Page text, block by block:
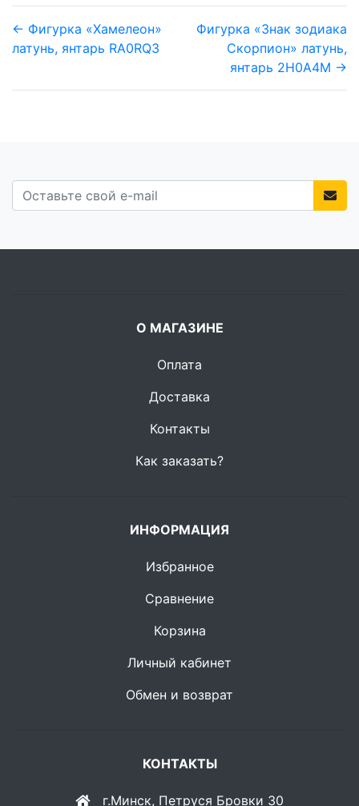
← Фигурка «Хамелеон»
латунь, янтарь RA0RQ3
Фигурка «Знак зодиака
Скорпион» латунь,
янтарь 2H0A4M →
О МАГАЗИНЕ
Оплата
Доставка
Контакты
Как заказать?
ИНФОРМАЦИЯ
Избранное
Сравнение
Корзина
Личный кабинет
Обмен и возврат
КОНТАКТЫ
г.Минск, Петруся Бровки 30